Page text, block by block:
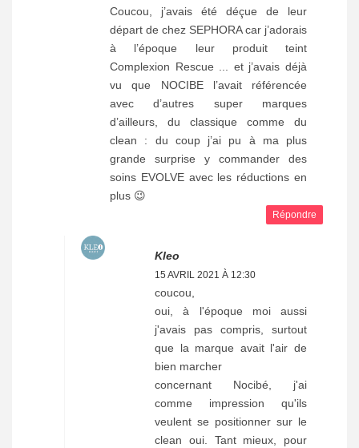
Coucou, j’avais été déçue de leur
départ de chez SEPHORA car j’adorais
à l’époque leur produit teint
Complexion Rescue ... et j’avais déjà
vu que NOCIBE l’avait référencée
avec d’autres super marques
d’ailleurs, du classique comme du
clean : du coup j’ai pu à ma plus
grande surprise y commander des
soins EVOLVE avec les réductions en
plus 😉
Répondre
Kleo
15 AVRIL 2021 À 12:30
coucou,
oui, à l'époque moi aussi
j'avais pas compris, surtout
que la marque avait l'air de
bien marcher
concernant Nocibé, j'ai
comme impression qu'ils
veulent se positionner sur le
clean oui. Tant mieux, pour